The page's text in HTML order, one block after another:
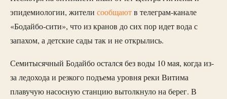
эпидемиологии, жители сообщаютв телеграм-канале
«Бодайбо-сити», что из кранов до сих пор идет вода с
запахом, а детские сады так и не открылись.
Семитысячный Бодайбо остался без воды 10 мая, когда из-
за ледохода и резкого подъема уровня реки Витима
плавучую насосную станцию вытолкнуло на берег. В